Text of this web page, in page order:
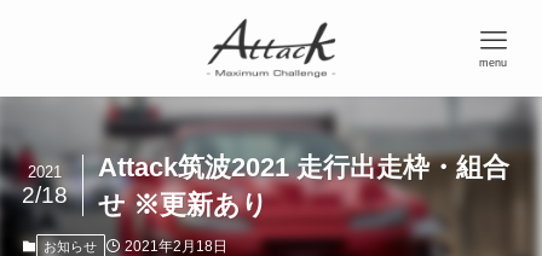
menu
Attack筑波2021 走行出走枠・組合
せ ※更新あり
2021
2/18
お知らせ 2021年2月18日